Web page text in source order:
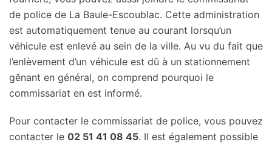
de police de La Baule-Escoublac. Cette administration
est automatiquement tenue au courant lorsqu’un
véhicule est enlevé au sein de la ville. Au vu du fait que
l’enlèvement d’un véhicule est dû à un stationnement
gênant en général, on comprend pourquoi le
commissariat en est informé.
Pour contacter le commissariat de police, vous pouvez
contacter le 02 51 41 08 45. Il est également possible